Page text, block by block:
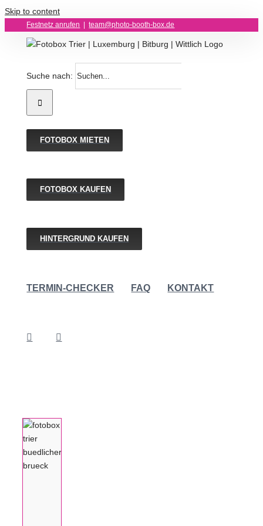
Skip to content
Festnetz anrufen team@photo-booth-box.de
Suche nach:
FOTOBOX MIETEN
FOTOBOX KAUFEN
HINTERGRUND KAUFEN
TERMIN-CHECKER FAQ KONTAKT